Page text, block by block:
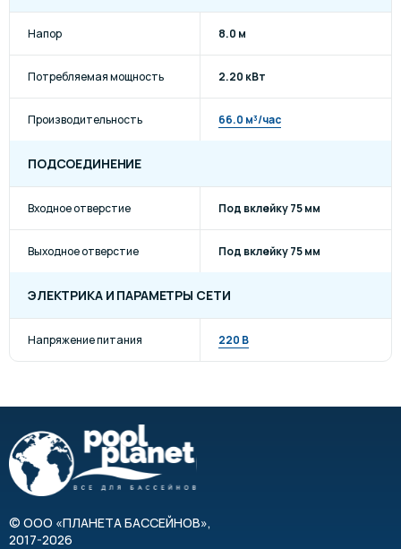
Напор 8.0 м
Потребляемая мощность 2.20 кВт
Производительность 66.0 м³/час
ПОДСОЕДИНЕНИЕ
Входное отверстие Под вклейку 75 мм
Выходное отверстие Под вклейку 75 мм
ЭЛЕКТРИКА И ПАРАМЕТРЫ СЕТИ
Напряжение питания 220 В
© ООО «ПЛАНЕТА БАССЕЙНОВ»,
2017-2026